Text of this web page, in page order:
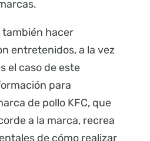
también hacer
entretenidos, a la vez
el caso de este
para
de pollo KFC, que
a la marca, recrea
de cómo realizar